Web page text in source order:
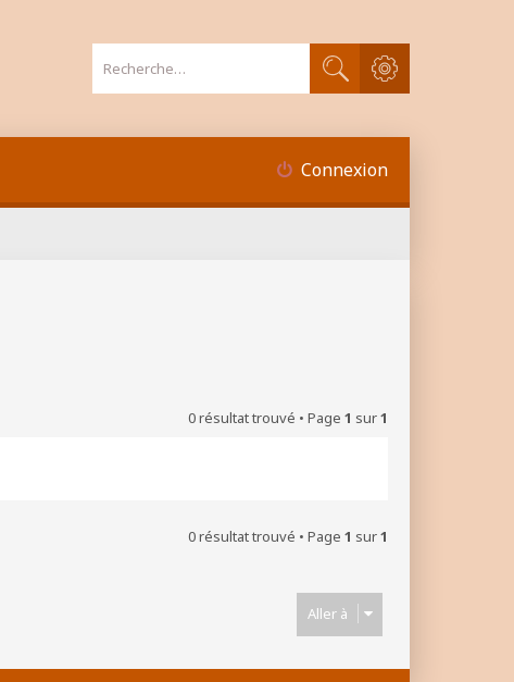
Rechercher
Recherche avancée
Connexion
0 résultat trouvé • Page 1 sur1
0 résultat trouvé • Page 1 sur1
Aller à